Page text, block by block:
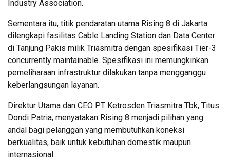
Industry Association.
Sementara itu, titik pendaratan utama Rising 8 di Jakarta
dilengkapi fasilitas Cable Landing Station dan Data Center
di Tanjung Pakis milik Triasmitra dengan spesifikasi Tier-3
concurrently maintainable. Spesifikasi ini memungkinkan
pemeliharaan infrastruktur dilakukan tanpa mengganggu
keberlangsungan layanan.
Direktur Utama dan CEO PT Ketrosden Triasmitra Tbk, Titus
Dondi Patria, menyatakan Rising 8 menjadi pilihan yang
andal bagi pelanggan yang membutuhkan koneksi
berkualitas, baik untuk kebutuhan domestik maupun
internasional.